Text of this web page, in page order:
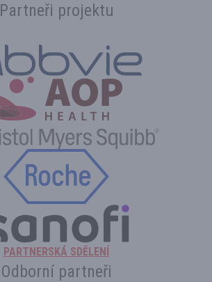
Partneři projektu
PARTNERSKÁ SDĚLENÍ
Odborní partneři